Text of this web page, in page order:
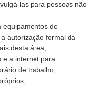
las para pessoas não
equipamentos de
autorização formal da
desta área;
e a internet para
de trabalho;